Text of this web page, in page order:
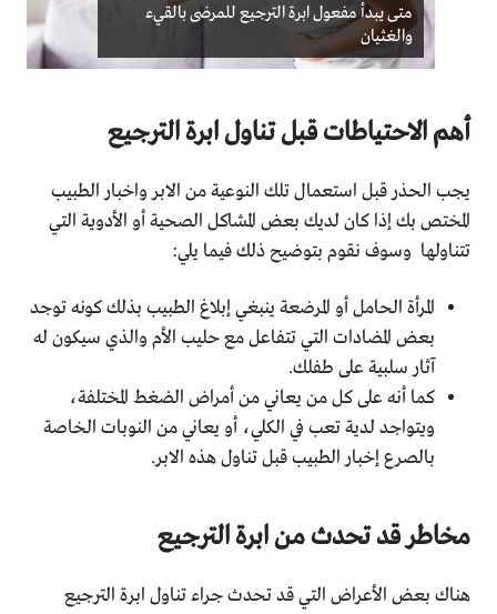
متى يبدأ مفعول ابرة الترجيع للمرضى بالقيء
والغثيان
أهم الاحتياطات قبل تناول ابرة الترجيع
يجب الحذر قبل استعمال تلك النوعية من الابر واخبار الطبيب
المختص بك إذا كان لديك بعض المشاكل الصحية أو الأدوية التي
تتناولها وسوف نقوم بتوضيح ذلك فيما يلي:
المرأة الحامل أو المرضعة ينبغي إبلاغ الطبيب بذلك كونه توجد
بعض المضادات التي تتفاعل مع حليب الأم والذي سيكون له
آثار سلبية على طفلك.
كما أنه على كل من يعاني من أمراض الضغط المختلفة،
ويتواجد لدية تعب في الكلي، أو يعاني من النوبات الخاصة
بالصرع إخبار الطبيب قبل تناول هذه الابر.
مخاطر قد تحدث من ابرة الترجيع
هناك بعض الأعراض التي قد تحدث جراء تناول ابرة الترجيع